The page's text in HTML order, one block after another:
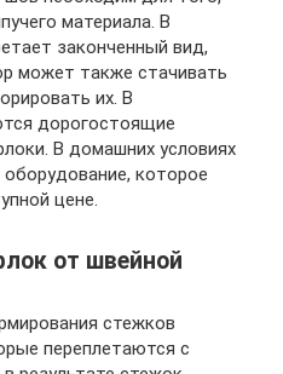
материала. В
законченный вид,
может также стачивать
их. В
дорогостоящие
В домашних условиях
которое
цене.
от швейной
стежков
переплетаются с